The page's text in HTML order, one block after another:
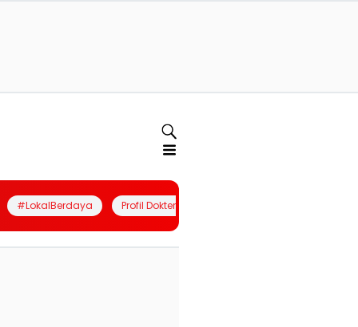
#LokalBerdaya Profil Dokter